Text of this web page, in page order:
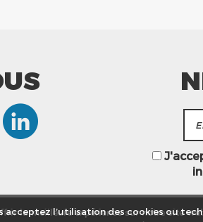
l’utilisation des cookies ou
la meilleure expérience sur notre site